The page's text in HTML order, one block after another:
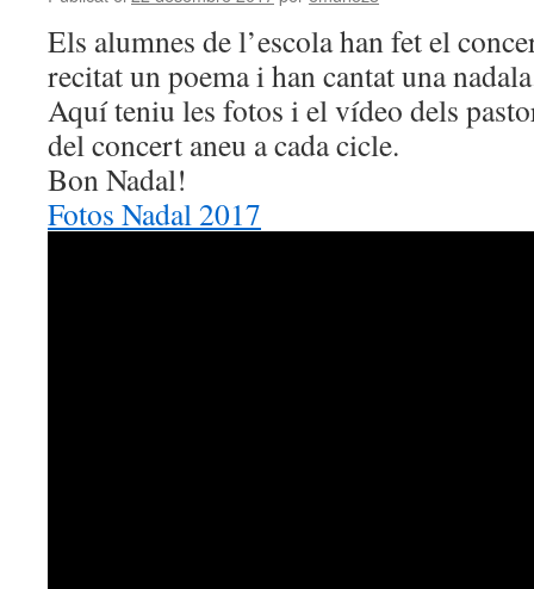
Els alumnes de l’escola han fet el
recitat un poema i han cantat una
Aquí teniu les fotos i el vídeo dels
del concert aneu a cada cicle.
Bon Nadal!
Fotos Nadal 2017